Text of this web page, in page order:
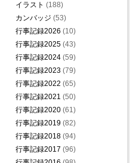
イラスト (188)
カンバッジ (53)
行事記録2026 (10)
行事記録2025 (43)
行事記録2024 (59)
行事記録2023 (79)
行事記録2022 (65)
行事記録2021 (50)
行事記録2020 (61)
行事記録2019 (82)
行事記録2018 (94)
行事記録2017 (96)